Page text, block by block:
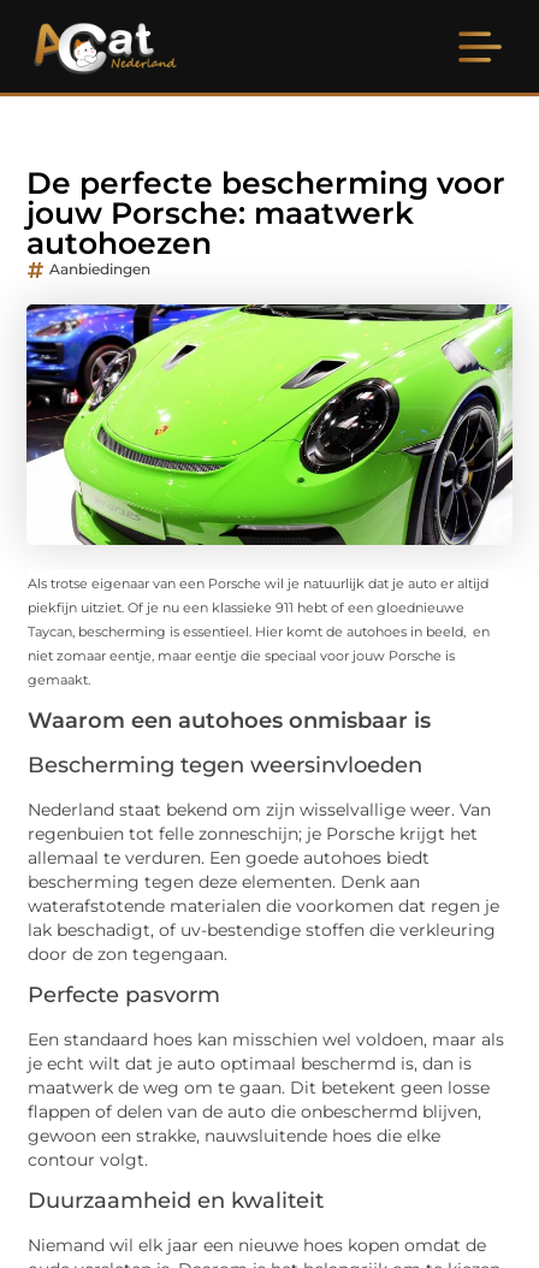
De perfecte bescherming voor
jouw Porsche: maatwerk
autohoezen
Aanbiedingen
Als trotse eigenaar van een Porsche wil je natuurlijk dat je auto er altijd
piekfijn uitziet. Of je nu een klassieke 911 hebt of een gloednieuwe
Taycan, bescherming is essentieel. Hier komt de autohoes in beeld, en
niet zomaar eentje, maar eentje die speciaal voor jouw Porsche is
gemaakt.
Waarom een autohoes onmisbaar is
Bescherming tegen weersinvloeden
Nederland staat bekend om zijn wisselvallige weer. Van
regenbuien tot felle zonneschijn; je Porsche krijgt het
allemaal te verduren. Een goede autohoes biedt
bescherming tegen deze elementen. Denk aan
waterafstotende materialen die voorkomen dat regen je
lak beschadigt, of uv-bestendige stoffen die verkleuring
door de zon tegengaan.
Perfecte pasvorm
Een standaard hoes kan misschien wel voldoen, maar als
je echt wilt dat je auto optimaal beschermd is, dan is
maatwerk de weg om te gaan. Dit betekent geen losse
flappen of delen van de auto die onbeschermd blijven,
gewoon een strakke, nauwsluitende hoes die elke
contour volgt.
Duurzaamheid en kwaliteit
Niemand wil elk jaar een nieuwe hoes kopen omdat de